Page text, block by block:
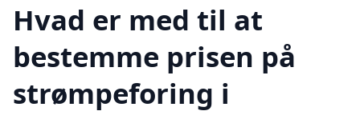
Hvad er med til at
bestemme prisen på
strømpeforing i